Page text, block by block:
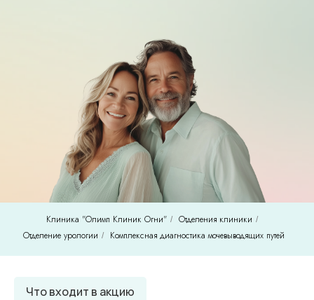
Клиника "Олимп Клиник Огни" / Отделения клиники /
Отделение урологии / Комплексная диагностика мочевыводящих путей
Что входит в акцию